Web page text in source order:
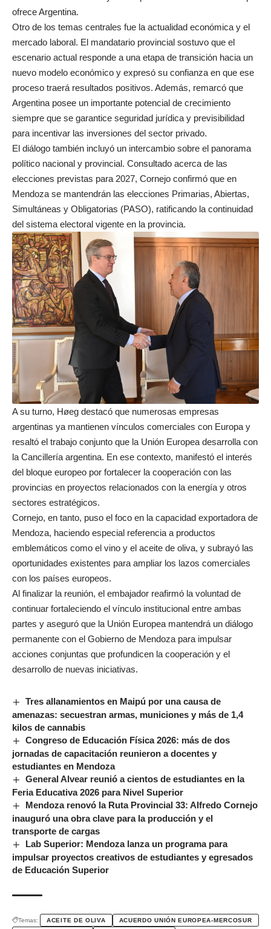
ofrece Argentina.
Otro de los temas centrales fue la actualidad económica y el
mercado laboral. El mandatario provincial sostuvo que el
escenario actual responde a una etapa de transición hacia un
nuevo modelo económico y expresó su confianza en que ese
proceso traerá resultados positivos. Además, remarcó que
Argentina posee un importante potencial de crecimiento
siempre que se garantice seguridad jurídica y previsibilidad
para incentivar las inversiones del sector privado.
El diálogo también incluyó un intercambio sobre el panorama
político nacional y provincial. Consultado acerca de las
elecciones previstas para 2027, Cornejo confirmó que en
Mendoza se mantendrán las elecciones Primarias, Abiertas,
Simultáneas y Obligatorias (PASO), ratificando la continuidad
del sistema electoral vigente en la provincia.
A su turno, Høeg destacó que numerosas empresas
argentinas ya mantienen vínculos comerciales con Europa y
resaltó el trabajo conjunto que la Unión Europea desarrolla con
la Cancillería argentina. En ese contexto, manifestó el interés
del bloque europeo por fortalecer la cooperación con las
provincias en proyectos relacionados con la energía y otros
sectores estratégicos.
Cornejo, en tanto, puso el foco en la capacidad exportadora de
Mendoza, haciendo especial referencia a productos
emblemáticos como el vino y el aceite de oliva, y subrayó las
oportunidades existentes para ampliar los lazos comerciales
con los países europeos.
Al finalizar la reunión, el embajador reafirmó la voluntad de
continuar fortaleciendo el vínculo institucional entre ambas
partes y aseguró que la Unión Europea mantendrá un diálogo
permanente con el Gobierno de Mendoza para impulsar
acciones conjuntas que profundicen la cooperación y el
desarrollo de nuevas iniciativas.
Tres allanamientos en Maipú por una causa de
amenazas: secuestran armas, municiones y más de 1,4
kilos de cannabis
Congreso de Educación Física 2026: más de dos
jornadas de capacitación reunieron a docentes y
estudiantes en Mendoza
General Alvear reunió a cientos de estudiantes en la
Feria Educativa 2026 para Nivel Superior
Mendoza renovó la Ruta Provincial 33: Alfredo Cornejo
inauguró una obra clave para la producción y el
transporte de cargas
Lab Superior: Mendoza lanza un programa para
impulsar proyectos creativos de estudiantes y egresados
de Educación Superior
Temas: ACEITE DE OLIVA
ACUERDO UNIÓN EUROPEA-MERCOSUR